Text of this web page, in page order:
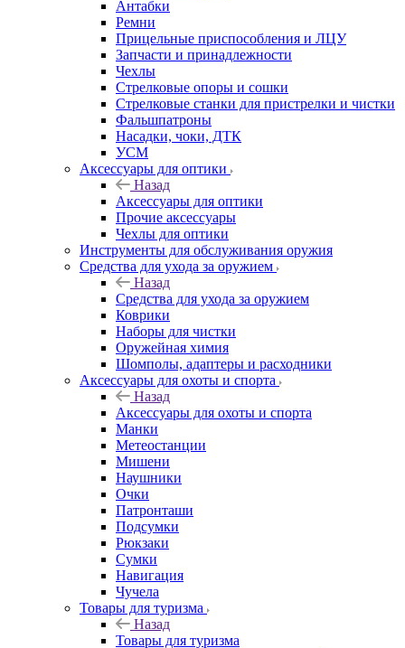
Антабки
Ремни
Прицельные приспособления и ЛЦУ
Запчасти и принадлежности
Чехлы
Стрелковые опоры и сошки
Стрелковые станки для пристрелки и чистки
Фальшпатроны
Насадки, чоки, ДТК
УСМ
Аксессуары для оптики
Назад
Аксессуары для оптики
Прочие аксессуары
Чехлы для оптики
Инструменты для обслуживания оружия
Средства для ухода за оружием
Назад
Средства для ухода за оружием
Коврики
Наборы для чистки
Оружейная химия
Шомполы, адаптеры и расходники
Аксессуары для охоты и спорта
Назад
Аксессуары для охоты и спорта
Манки
Метеостанции
Мишени
Наушники
Очки
Патронташи
Подсумки
Рюкзаки
Сумки
Навигация
Чучела
Товары для туризма
Назад
Товары для туризма